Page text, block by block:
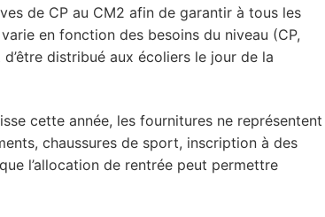
de CP au CM2 afin de garantir à tous les
en fonction des besoins du niveau (CP,
distribué aux écoliers le jour de la
cette année, les fournitures ne représentent
chaussures de sport, inscription à des
l’allocation de rentrée peut permettre